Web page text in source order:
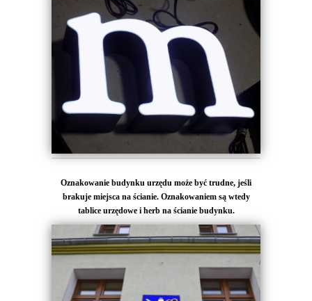
Oznakowanie budynku urzędu może być trudne, jeśli
brakuje miejsca na ścianie. Oznakowaniem są wtedy
tablice urzędowe i herb na ścianie budynku.